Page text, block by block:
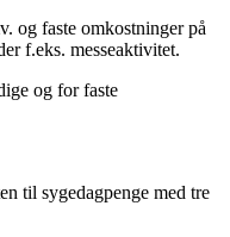
og faste omkostninger på
f.eks. messeaktivitet.
og for faste
til sygedagpenge med tre